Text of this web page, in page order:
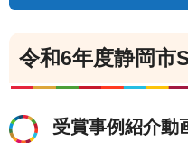
令和6年度静岡市
受賞事例紹介動